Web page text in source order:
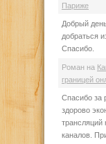
Париже
Добрый
добраться
Спасибо.
Роман на
границей
Спасибо за
здорово
трансляций
каналов.